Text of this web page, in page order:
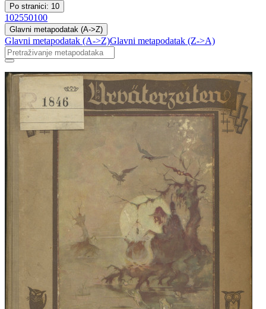
Po stranici: 10
102550100
Glavni metapodatak (A->Z)
Glavni metapodatak (A->Z)Glavni metapodatak (Z->A)